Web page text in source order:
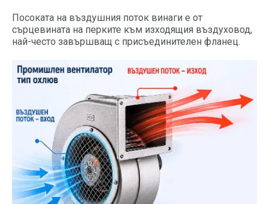
Посоката на въздушния поток винаги е от
сърцевината на перките към изходящия въздуховод,
най-често завършващ с присъединителен фланец.